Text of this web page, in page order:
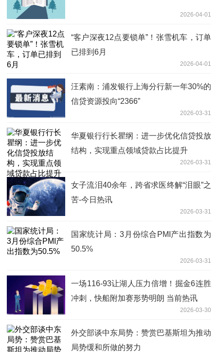
2026-04-01
“客户深夜12点要锁单”！张雪机车，订单
已排到6月
2026-04-01
汪素南：浦发银行上海分行新一年30%的
信贷资源投向“2366”
2026-03-31
华夏银行行长瞿纲：进一步优化信贷投放
结构，实现重点领域贷款占比提升
2026-03-31
女子流泪40余年，跨省求医终解“泪眼”之
苦-今日热讯
2026-03-31
国家统计局：3月份综合PMI产出指数为
50.5%
2026-03-31
一场116-93让湖人压力倍增！掘金6连胜
冲刺，快船附加赛形势明朗 当前热讯
2026-03-30
外交部谈中东局势：赞赏巴基斯坦为推动
局势缓和所做的努力